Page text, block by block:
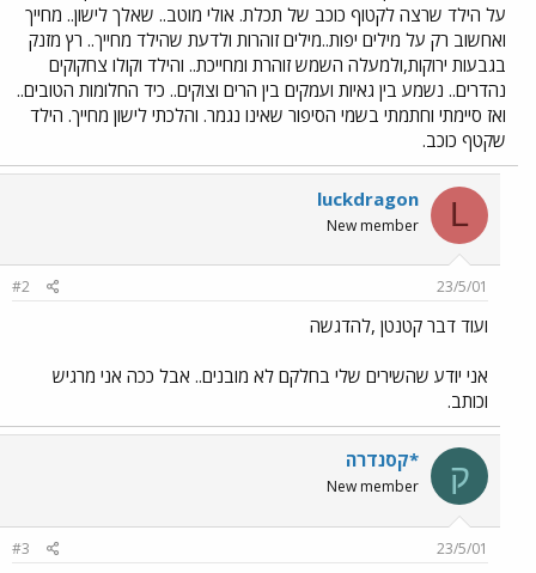
על הילד שרצה לקטוף כוכב של תכלת. אולי מוטב.. שאלך לישון.. מחייך
ואחשוב רק על מילים יפות..מילים זוהרות ולדעת שהילד מחייך.. רץ מזנק
בגבעות ירוקות,ולמעלה השמש זוהרת ומחייכת.. והילד וקולו צחקוקים
נהדרים.. נשמע בין גאיות ועמקים בין הרים וצוקים.. כיד החלומות הטובים..
ואז סיימתי וחתמתי בשמי הסיפור שאינו נגמר. והלכתי לישון מחייך. הילד
שקטף כוכב.
L
luckdragon
New member
23/5/01
#2
ועוד דבר קטנטן ,להדגשה
אני יודע שהשירים שלי בחלקם לא מובנים.. אבל ככה אני מרגיש
וכותב.
ק *קסנדרה
New member
23/5/01
#3